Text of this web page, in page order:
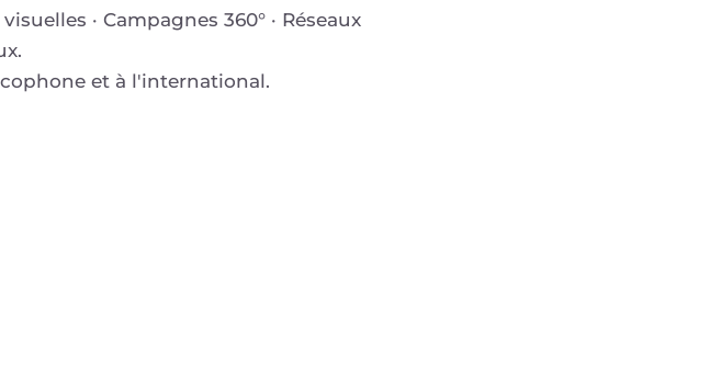
· Campagnes 360° · Réseaux
et à l'international.